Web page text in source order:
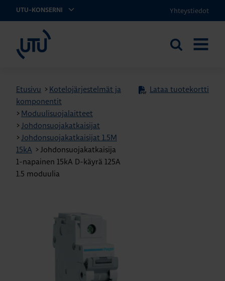
UTU-KONSERNI Yhteystiedot
Etsi
Etusivu > Kotelojärjestelmät ja
komponentit
> Moduulisuojalaitteet
>Johdonsuojakatkaisijat
>Johdonsuojakatkaisijat 1.5M
15kA >Johdonsuojakatkaisija
1-napainen 15kA D-käyrä 125A
1.5 moduulia
Lataa tuotekortti